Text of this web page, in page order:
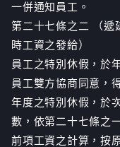
一併通知員工。
第二十七條之二 （遞
時工資之發給）
員工之特別休假，於
員工雙方協商同意，
年度之特別休假，於
數，依第二十七條之
前項工資之計算，按